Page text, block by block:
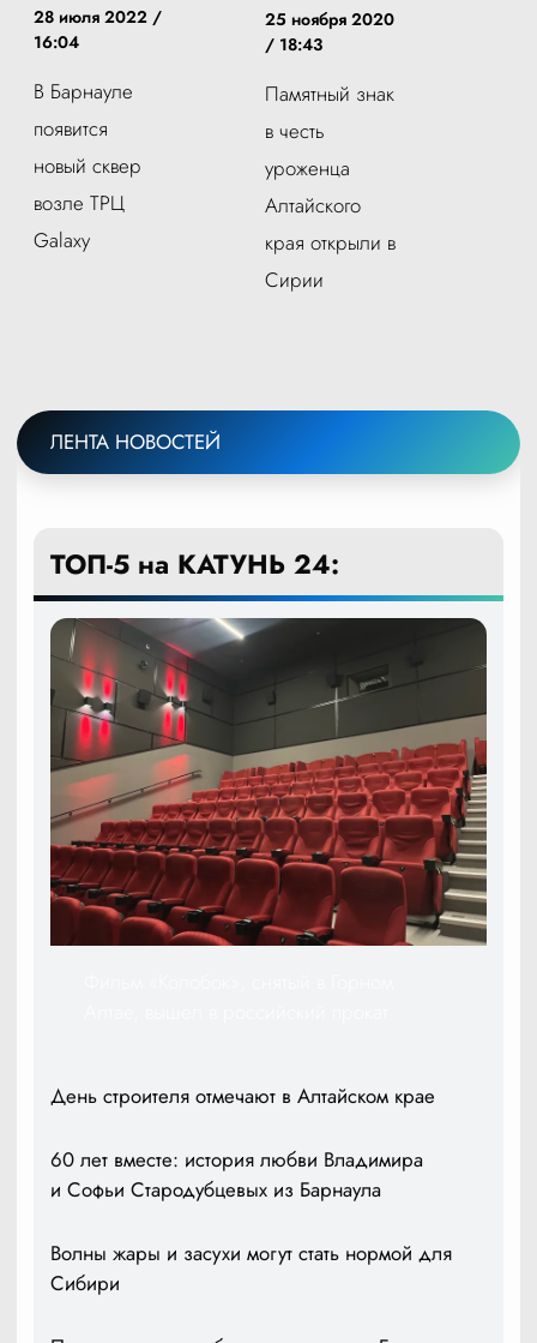
28 июля 2022 /
16:04
В Барнауле
появится
новый сквер
возле ТРЦ
Galaxy
25 ноября 2020
/ 18:43
Памятный знак
в честь
уроженца
Алтайского
края открыли в
Сирии
ЛЕНТА НОВОСТЕЙ
ТОП-5 на КАТУНЬ 24:
День строителя отмечают в Алтайском крае
60 лет вместе: история любви Владимира
и Софьи Стародубцевых из Барнаула
Волны жары и засухи могут стать нормой для
Сибири